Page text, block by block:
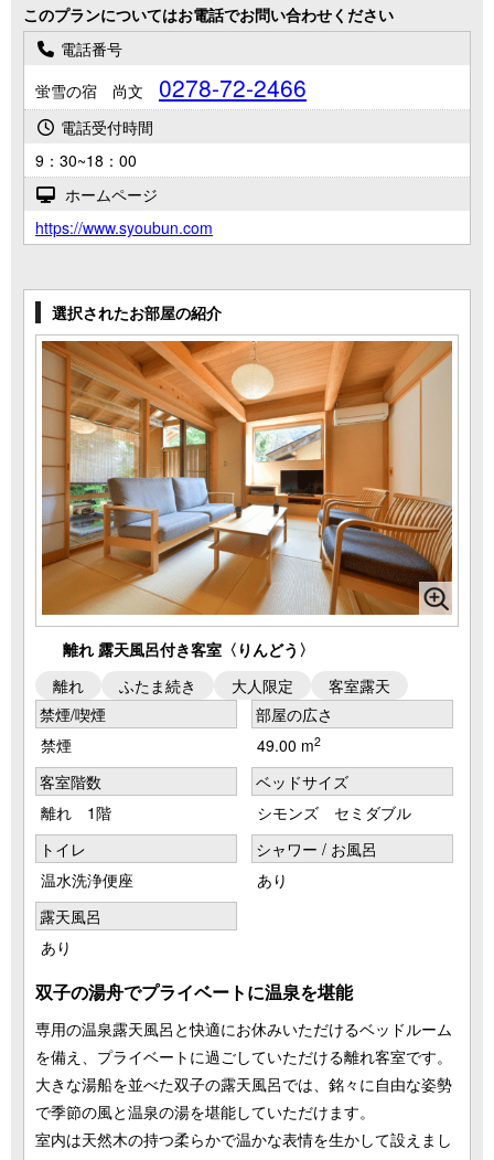
このプランについてはお電話でお問い合わせください
電話番号
蛍雪の宿 尚文
0278-72-2466
電話受付時間
9：30~18：00
ホームページ
https://www.syoubun.com
選択されたお部屋の紹介
離れ 露天風呂付き客室〈りんどう〉
離れ
ふたま続き 大人限定
客室露天
禁煙/喫煙
禁煙
部屋の広さ
49.00 m2
客室階数
離れ 1階
ベッドサイズ
シモンズ セミダブル
トイレ
温水洗浄便座
シャワー / お風呂
あり
露天風呂
あり
双子の湯舟でプライベートに温泉を堪能
専用の温泉露天風呂と快適にお休みいただけるベッドルーム
を備え、プライベートに過ごしていただける離れ客室です。
大きな湯船を並べた双子の露天風呂では、銘々に自由な姿勢
で季節の風と温泉の湯を堪能していただけます。
室内は天然木の持つ柔らかで温かな表情を生かして設えまし